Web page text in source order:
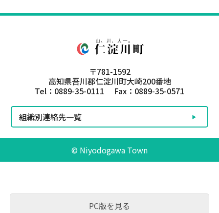
〒781-1592
高知県吾川郡仁淀川町大崎200番地
Tel：0889-35-0111 Fax：0889-35-0571
組織別連絡先一覧
© Niyodogawa Town
PC版を見る